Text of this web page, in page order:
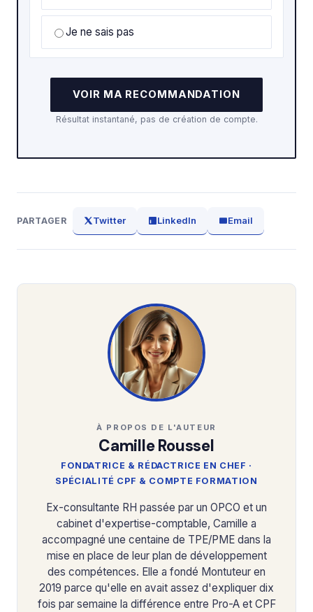
Je ne sais pas
VOIR MA RECOMMANDATION
Résultat instantané, pas de création de compte.
PARTAGER Twitter LinkedIn Email
À PROPOS DE L'AUTEUR
Camille Roussel
FONDATRICE & RÉDACTRICE EN CHEF ·
SPÉCIALITÉ CPF & COMPTE FORMATION
Ex-consultante RH passée par un OPCO et un
cabinet d'expertise-comptable, Camille a
accompagné une centaine de TPE/PME dans la
mise en place de leur plan de développement
des compétences. Elle a fondé Montuteur en
2019 parce qu'elle en avait assez d'expliquer dix
fois par semaine la différence entre Pro-A et CPF